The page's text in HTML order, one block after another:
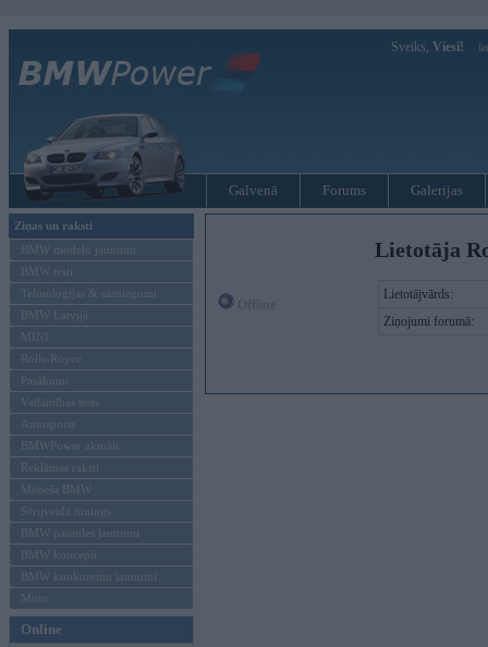
Sveiks, Viesi!
Galvenā Forums Galerijas
Ziņas un raksti
BMW modeļu jaunumi
BMW testi
Tehnoloģijas & sasniegumi
BMW Latvijā
MINI
Rolls-Royce
Pasākumi
Vadāmības tests
Autosports
BMWPower aktuāli
Reklāmas raksti
Mēneša BMW
Sērijveida tūnings
BMW pasaules jaunumi
BMW koncepti
BMW konkurentu jaunumi
Moto
Online
Lietotāja
Lietotājvārds:
Ziņojumi forumā: